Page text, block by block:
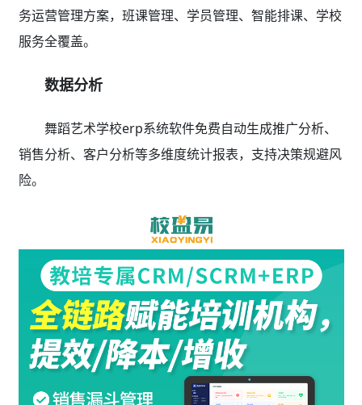
务运营管理方案，班课管理、学员管理、智能排课、学校
服务全覆盖。
数据分析
舞蹈艺术学校erp系统软件免费自动生成推广分析、
销售分析、客户分析等多维度统计报表，支持决策规避风
险。